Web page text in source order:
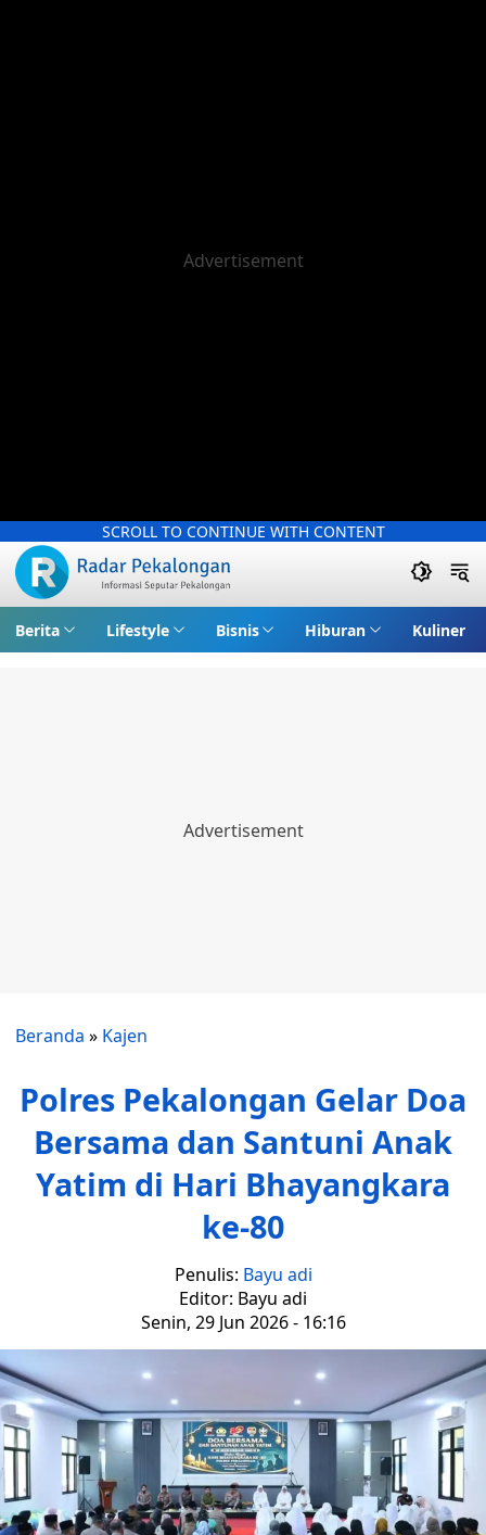
SCROLL TO CONTINUE WITH CONTENT
Berita Lifestyle Bisnis Hiburan Kuliner
Beranda » Kajen
Polres Pekalongan Gelar Doa
Bersama dan Santuni Anak
Yatim di Hari Bhayangkara
ke-80
Penulis: Bayu adi
Editor: Bayu adi
Senin, 29 Jun 2026 - 16:16